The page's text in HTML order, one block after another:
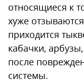
относящиеся к
хуже
приходится
кабачки,
после
системы.